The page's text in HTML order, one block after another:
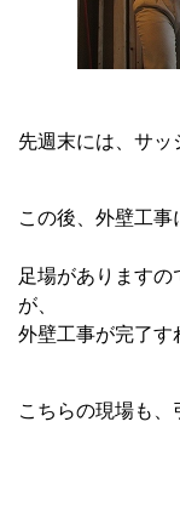
先週末には、サッ
この後、外壁工事
足場があります
が、
外壁工事が完了す
こちらの現場も、